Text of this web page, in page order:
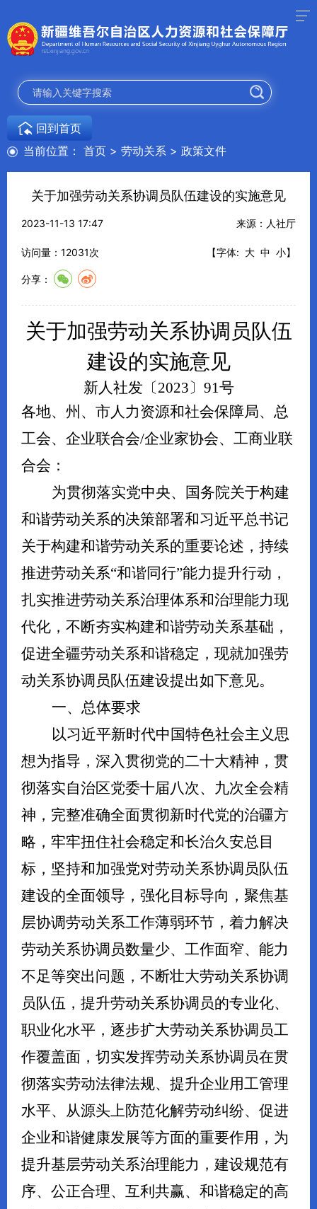
当前位置： 首页 > 劳动关系 > 政策文件
回到首页
关于加强劳动关系协调员队伍建设的实施意见
2023-11-13 17:47 来源：人社厅
访问量： 12031次 【字体: 大 中 小】
分享：
关于加强劳动关系协调员队伍
建设的实施意见
新人社发〔2023〕 91号
各地、州、市人力资源和社会保障局、总
工会、企业联合会/企业家协会、工商业联
合会：
为贯彻落实党中央、国务院关于构建
和谐劳动关系的决策部署和习近平总书记
关于构建和谐劳动关系的重要论述 ， 持续
推进劳动关系“和谐同行”能力提升行动，
扎实推进劳动关系治理体系和治理能力现
代化，不断夯实构建和谐劳动关系基础，
促进全疆劳动关系和谐稳定，现就加强劳
动关系协调员队伍建设提出如下意见。
一、总体要求
以习近平新时代中国特色社会主义思
想为指导，深入贯彻党的二十大精神，贯
彻落实自治区党委十届八次、九次全会精
神，完整准确全面贯彻新时代党的治疆方
略，牢牢扭住社会稳定和长治久安总目
标，坚持和加强党对劳动关系协调员队伍
建设的全面领导，强化目标导向，聚焦基
层协调劳动关系工作薄弱环节，着力解决
劳动关系协调员数量少、工作面窄、能力
不足等突出问题，不断壮大劳动关系协调
员队伍，提升劳动关系协调员的专业化、
职业化水平，逐步扩大劳动关系协调员工
作覆盖面，切实发挥劳动关系协调员在贯
彻落实劳动法律法规、提升企业用工管理
水平、从源头上防范化解劳动纠纷、促进
企业和谐健康发展等方面的重要作用，为
提升基层劳动关系治理能力，建设规范有
序、公正合理、互利共赢、和谐稳定的高